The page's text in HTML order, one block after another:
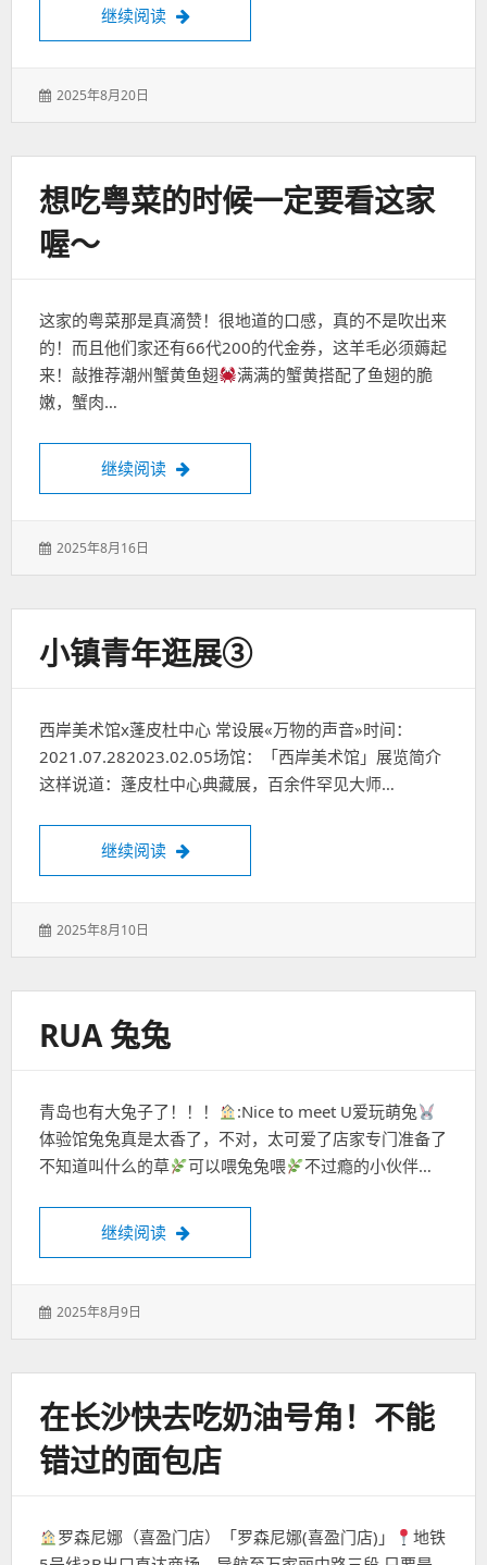
继续阅读 零食测评｜卫龙魔芋爽
发
2025年8月20日
想吃粤菜的时候一定要看这家
喔～
这家的粤菜那是真滴赞！很地道的口感，真的不是吹出来
的！而且他们家还有66代200的代金券，这羊毛必须薅起
来！敲推荐潮州蟹黄鱼翅
满满的蟹黄搭配了鱼翅的脆
嫩，蟹肉…
继续阅读 想吃粤菜的时候一定要看这家喔～
发
2025年8月16日
小镇青年逛展③
西岸美术馆x蓬皮杜中心 常设展«万物的声音»时间：
2021.07.282023.02.05场馆：「西岸美术馆」展览简介
这样说道：蓬皮杜中心典藏展，百余件罕见大师…
继续阅读 小镇青年逛展③
发
2025年8月10日
RUA 兔兔
青岛也有大兔子了！！！
:Nice to meet U爱玩萌兔
体验馆兔兔真是太香了，不对，太可爱了店家专门准备了
不知道叫什么的草
可以喂兔兔喂 不过瘾的小伙伴…
继续阅读 rua 兔兔
发
2025年8月9日
在长沙快去吃奶油号角！不能
错过的面包店
罗森尼娜（喜盈门店）「罗森尼娜(喜盈门店)」
地铁